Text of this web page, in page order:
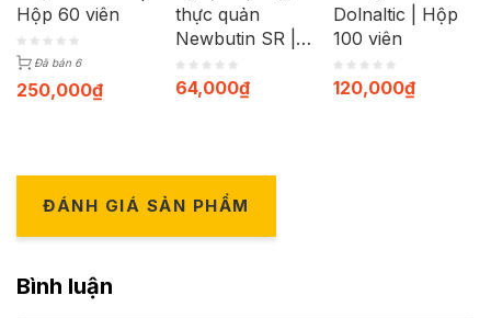
Hộp 60 viên
Đã bán 6
250,000₫
thực quản
Newbutin SR |
Hộp 30 viên
64,000₫
Dolnaltic | Hộp
100 viên
120,000₫
ĐÁNH GIÁ SẢN PHẨM
Bình luận